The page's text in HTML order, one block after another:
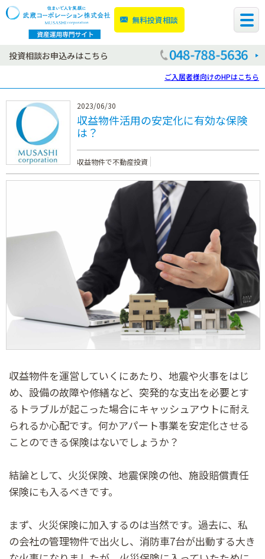
無料投資相談
投資相談お申込みはこちら
ご入居者様向けのHPはこちら
2023/06/30
収益物件活用の安定化に有効な保険
は？
収益物件で不動産投資
収益物件を運営していくにあたり、地震や火事をはじ
め、設備の故障や修繕など、突発的な支出を必要とす
るトラブルが起こった場合にキャッシュアウトに耐え
られるか心配です。何かアパート事業を安定化させる
ことのできる保険はないでしょうか？
結論として、火災保険、地震保険の他、施設賠償責任
保険にも入るべきです。
まず、火災保険に加入するのは当然です。過去に、私
の会社の管理物件で出火し、消防車7台が出動する大き